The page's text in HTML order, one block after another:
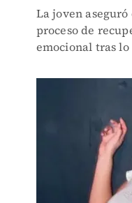
La joven
proceso de
emocional tras